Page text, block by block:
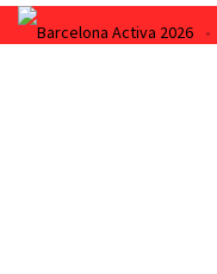
Barcelona Activa 2026 •